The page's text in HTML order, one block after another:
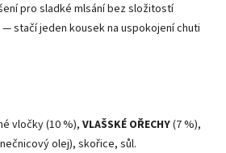
pro sladké mlsání bez složitostí
— stačí jeden kousek na uspokojení chuti
vločky (10 %), VLAŠSKÉ OŘECHY(7 %),
olej), skořice, sůl.